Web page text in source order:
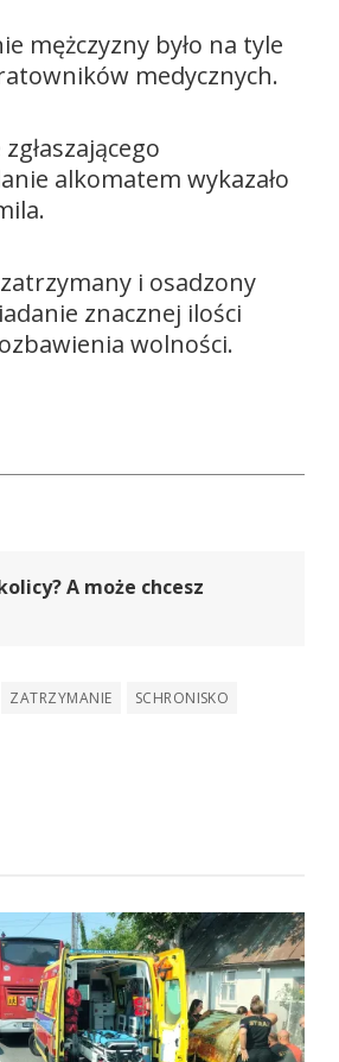
mężczyzny było na tyle
medycznych.
alkomatem wykazało
i osadzony
znacznej ilości
wolności.
A może chcesz
ZATRZYMANIE
SCHRONISKO